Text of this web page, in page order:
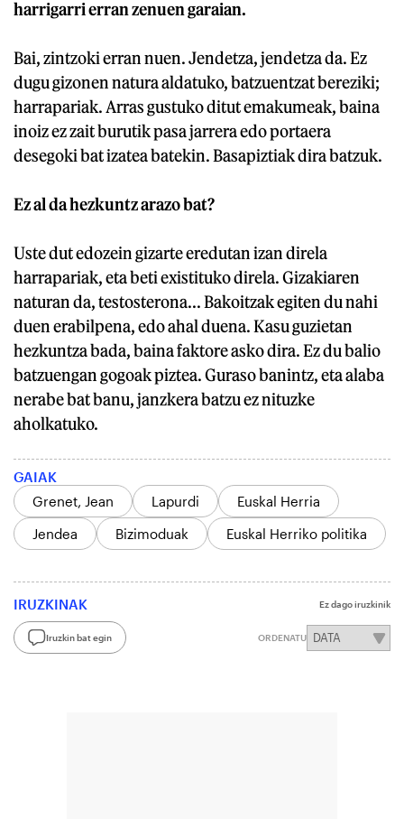
harrigarri erran zenuen garaian.
Bai, zintzoki erran nuen. Jendetza, jendetza da. Ez
dugu gizonen natura aldatuko, batzuentzat bereziki;
harrapariak. Arras gustuko ditut emakumeak, baina
inoiz ez zait burutik pasa jarrera edo portaera
desegoki bat izatea batekin. Basapiztiak dira batzuk.
Ez al da hezkuntz arazo bat?
Uste dut edozein gizarte eredutan izan direla
harrapariak, eta beti existituko direla. Gizakiaren
naturan da, testosterona... Bakoitzak egiten du nahi
duen erabilpena, edo ahal duena. Kasu guzietan
hezkuntza bada, baina faktore asko dira. Ez du balio
batzuengan gogoak piztea. Guraso banintz, eta alaba
nerabe bat banu, janzkera batzu ez nituzke
aholkatuko.
GAIAK
Grenet, Jean
Lapurdi
Euskal Herria
Jendea
Bizimoduak Euskal Herriko politika
IRUZKINAK Ez dago iruzkinik
Iruzkin bat egin ORDENATU